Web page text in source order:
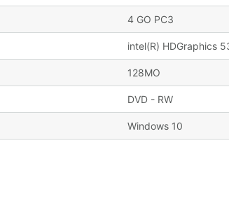
4 GO PC3
intel(R) HDGraphics
128MO
DVD - RW
Windows 10